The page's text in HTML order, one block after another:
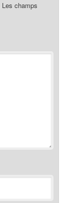
Les champs